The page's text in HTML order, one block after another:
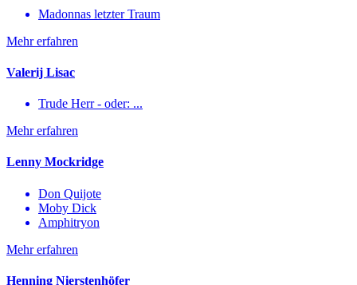
Madonnas letzter Traum
Mehr erfahren
Valerij Lisac
Trude Herr - oder: ...
Mehr erfahren
Lenny Mockridge
Don Quijote
Moby Dick
Amphitryon
Mehr erfahren
Henning Nierstenhöfer